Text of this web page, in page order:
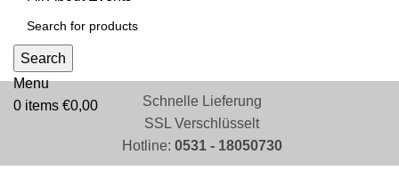
Search
Menu
0 items €0,00
Schnelle Lieferung
SSL Verschlüsselt
Hotline: 0531 - 18050730